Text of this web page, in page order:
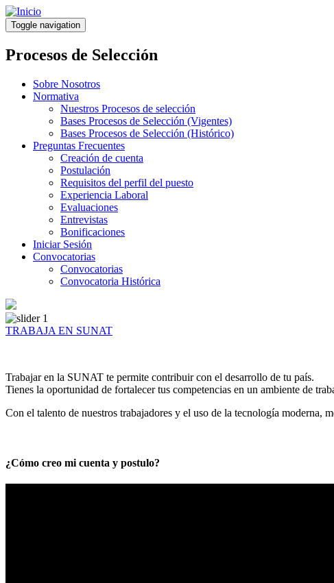
Pasar
al
contenido
principal
Toggle navigation
Procesos de Selección
Sobre Nosotros
Normativa
Nuestros Procesos de selección
Bases Procesos de Selección (Vigentes)
Bases Procesos de Selección (Histórico)
Preguntas Frecuentes
Creación de cuenta
Postulación
Requisitos del perfil del puesto
Experiencia Laboral
Evaluaciones
Entrevistas
Bonificaciones
Iniciar Sesión
Convocatorias
Convocatorias
Convocatoria Histórica
TRABAJA EN SUNAT
Trabajar en la SUNAT te permite contribuir con el desarrollo de tu país.
Tienes la oportunidad de fortalecer tus competencias en un ambiente de
Con el talento de nuestros trabajadores y el uso de la tecnología moderna,
¿Cómo creo mi cuenta y postulo?